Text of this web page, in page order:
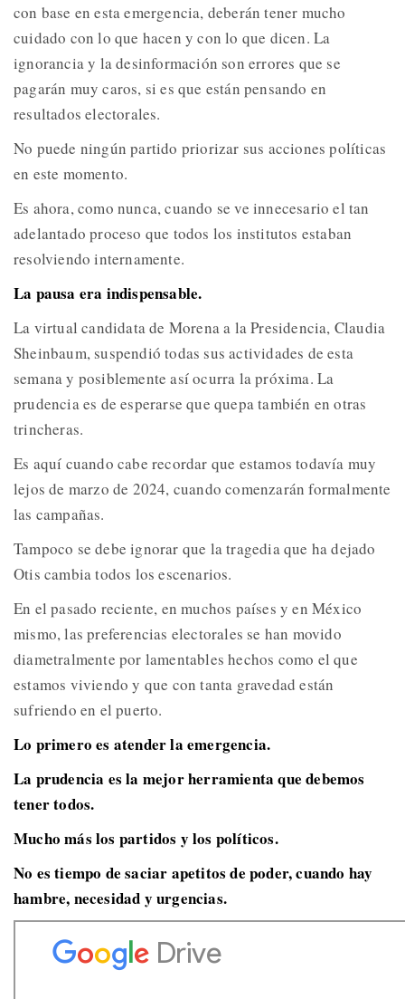
con base en esta emergencia, deberán tener mucho
cuidado con lo que hacen y con lo que dicen. La
ignorancia y la desinformación son errores que se
pagarán muy caros, si es que están pensando en
resultados electorales.
No puede ningún partido priorizar sus acciones políticas
en este momento.
Es ahora, como nunca, cuando se ve innecesario el tan
adelantado proceso que todos los institutos estaban
resolviendo internamente.
La pausa era indispensable.
La virtual candidata de Morena a la Presidencia, Claudia
Sheinbaum, suspendió todas sus actividades de esta
semana y posiblemente así ocurra la próxima. La
prudencia es de esperarse que quepa también en otras
trincheras.
Es aquí cuando cabe recordar que estamos todavía muy
lejos de marzo de 2024, cuando comenzarán formalmente
las campañas.
Tampoco se debe ignorar que la tragedia que ha dejado
Otis cambia todos los escenarios.
En el pasado reciente, en muchos países y en México
mismo, las preferencias electorales se han movido
diametralmente por lamentables hechos como el que
estamos viviendo y que con tanta gravedad están
sufriendo en el puerto.
Lo primero es atender la emergencia.
La prudencia es la mejor herramienta que debemos
tener todos.
Mucho más los partidos y los políticos.
No es tiempo de saciar apetitos de poder, cuando hay
hambre, necesidad y urgencias.